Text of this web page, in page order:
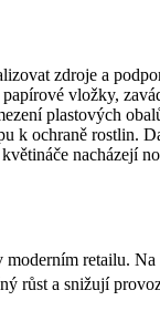
zdroje a
vložky,
plastových
ochraně rostlin.
nacházejí
retailu.
růst a snižují